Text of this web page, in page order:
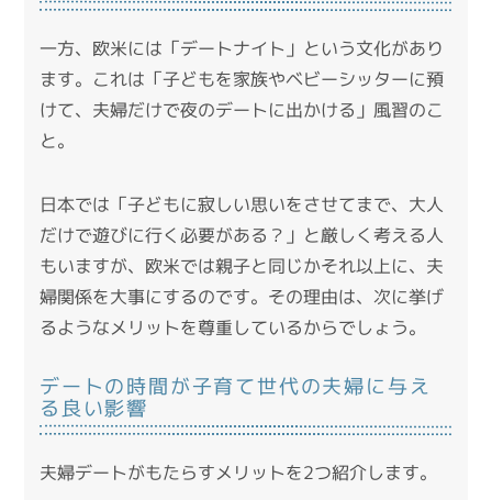
一方、欧米には「デートナイト」という文化があり
ます。これは「子どもを家族やベビーシッターに預
けて、夫婦だけで夜のデートに出かける」風習のこ
と。
日本では「子どもに寂しい思いをさせてまで、大人
だけで遊びに行く必要がある？」と厳しく考える人
もいますが、欧米では親子と同じかそれ以上に、夫
婦関係を大事にするのです。その理由は、次に挙げ
るようなメリットを尊重しているからでしょう。
デートの時間が子育て世代の夫婦に与え
る良い影響
夫婦デートがもたらすメリットを2つ紹介します。